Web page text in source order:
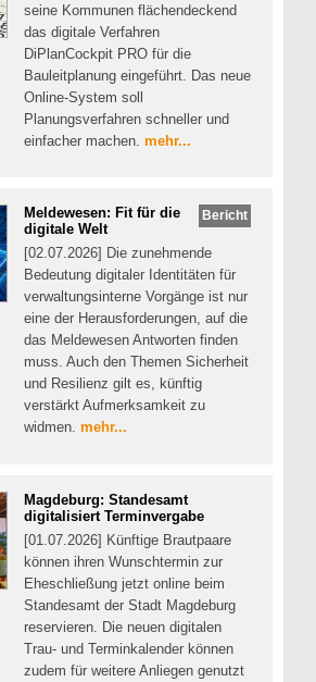
seine Kommunen flächendeckend
das digitale Verfahren
DiPlanCockpit PRO für die
Bauleitplanung eingeführt. Das neue
Online-System soll
Planungsverfahren schneller und
einfacher machen. mehr...
Bericht
Meldewesen: Fit für die
digitale Welt
[02.07.2026] Die zunehmende
Bedeutung digitaler Identitäten für
verwaltungsinterne Vorgänge ist nur
eine der Herausforderungen, auf die
das Meldewesen Antworten finden
muss. Auch den Themen Sicherheit
und Resilienz gilt es, künftig
verstärkt Aufmerksamkeit zu
widmen. mehr...
Magdeburg: Standesamt
digitalisiert Terminvergabe
[01.07.2026] Künftige Brautpaare
können ihren Wunschtermin zur
Eheschließung jetzt online beim
Standesamt der Stadt Magdeburg
reservieren. Die neuen digitalen
Trau- und Terminkalender können
zudem für weitere Anliegen genutzt